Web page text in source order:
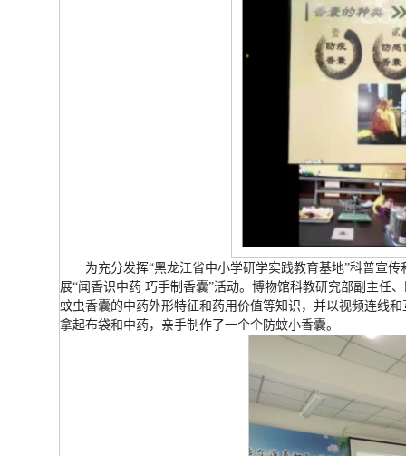
为充分发挥“黑龙江省中小学研学实践教育基地”科普宣
展“闻香识中药 巧手制香囊”活动。博物馆科教研究部副主任
蚊虫香囊的中药外形特征和药用价值等知识，并以视频连线
拿起布袋和中药，亲手制作了一个个防蚊小香囊。